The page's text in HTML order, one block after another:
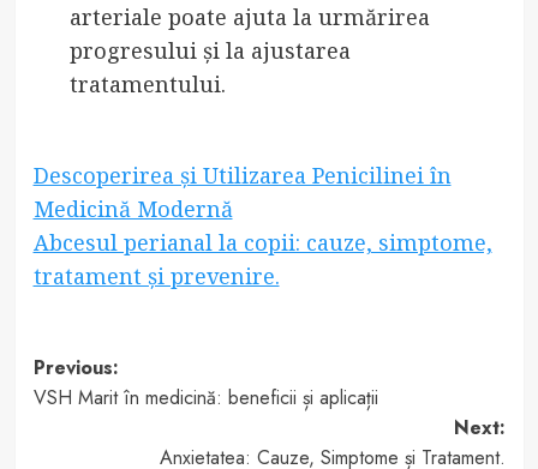
arteriale poate ajuta la urmărirea
progresului și la ajustarea
tratamentului.
Descoperirea și Utilizarea Penicilinei în
Medicină Modernă
Abcesul perianal la copii: cauze, simptome,
tratament și prevenire.
Post
navigation
Previous:
VSH Marit în medicină: beneficii și aplicații
Next:
Anxietatea: Cauze, Simptome și Tratament.